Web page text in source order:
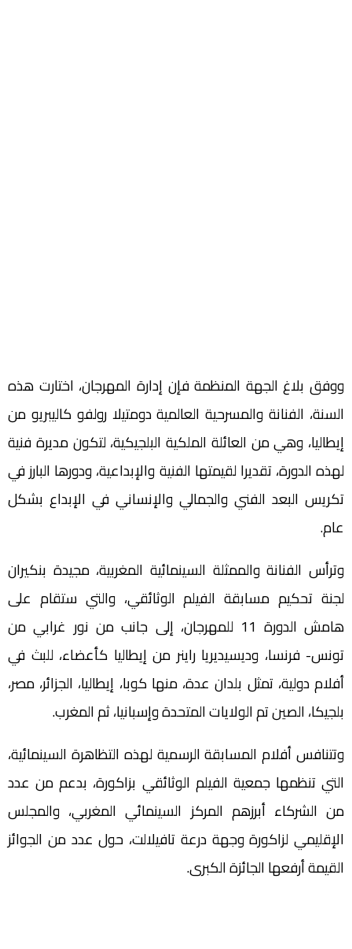
ووفق بلاغ الجهة المنظمة فإن إدارة المهرجان، اختارت هذه
السنة، الفنانة والمسرحية العالمية دومتيلا رولفو كاليبريو من
إيطاليا، وهي من العائلة الملكية البلجيكية، لتكون مديرة فنية
لهذه الدورة، تقديرا لقيمتها الفنية والإبداعية، ودورها البارز في
تكريس البعد الفني والجمالي والإنساني في الإبداع بشكل
عام.
وترأس الفنانة والممثلة السينمائية المغربية، مجيدة بنكيران
لجنة تحكيم مسابقة الفيلم الوثائقي، والتي ستقام على
هامش الدورة 11 للمهرجان، إلى جانب من نور غرابي من
تونس- فرنسا، وديسيديريا راينر من إيطاليا كأعضاء، للبث في
أفلام دولية، تمثل بلدان عدة، منها كوبا، إيطاليا، الجزائر، مصر،
بلجيكا، الصين تم الولايات المتحدة وإسبانيا، ثم المغرب.
وتتنافس أفلام المسابقة الرسمية لهذه التظاهرة السينمائية،
التي تنظمها جمعية الفيلم الوثائقي بزاكورة، بدعم من عدد
من الشركاء أبرزهم المركز السينمائي المغربي، والمجلس
الإقليمي لزاكورة وجهة درعة تافيلالت، حول عدد من الجوائز
القيمة أرفعها الجائزة الكبرى.